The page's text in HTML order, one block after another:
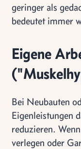
geringer als
bedeutet immer
Eigene
Bei Neubauten
Eigenleistungen
reduzieren.
verlegen oder